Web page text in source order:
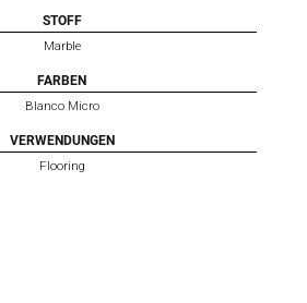
STOFF
Marble
FARBEN
Blanco Micro
VERWENDUNGEN
Flooring